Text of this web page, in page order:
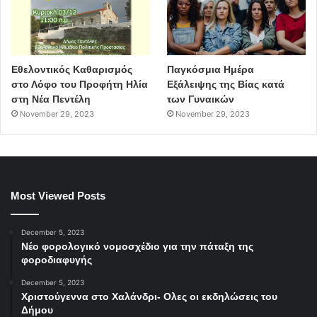
Παλλήνη Αντιδράσεις ρατσισμός
Θανάσης Ζούτσος
συγκέντρωση τροφίμων για πρόσφυγες
Εθελοντικός Καθαρισμός
στο Λόφο του Προφήτη Ηλία
στη Νέα Πεντέλη
November 29, 2023
Παγκόσμια Ημέρα
Εξάλειψης της Βίας κατά
των Γυναικών
November 29, 2023
Most Viewed Posts
December 5, 2023
Νέο φορολογικό νομοσχέδιο για την πάταξη της
φοροδιαφυγής
December 5, 2023
Χριστούγεννα στο Χαλάνδρι- Ολες οι εκδηλώσεις του
Δήμου